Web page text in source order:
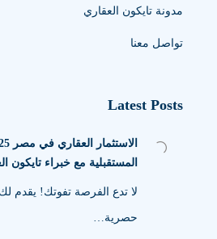
مدونة تايكون العقاري
تواصل معنا
Latest Posts
المستقبلية مع خبراء تايكون
لا تدع الفرصة تفوتك! يقدم
حصرية…